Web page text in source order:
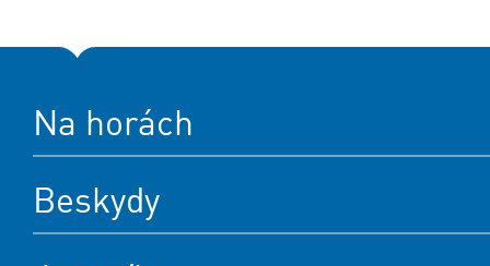
Na horách
Beskydy